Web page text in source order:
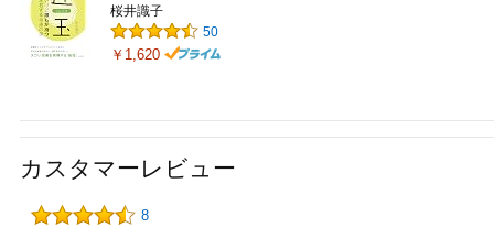
桜井識子
50
￥1,620
カスタマーレビュー
8